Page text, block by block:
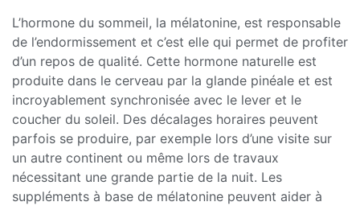
L’hormone du sommeil, la mélatonine, est responsable
de l’endormissement et c’est elle qui permet de profiter
d’un repos de qualité. Cette hormone naturelle est
produite dans le cerveau par la glande pinéale et est
incroyablement synchronisée avec le lever et le
coucher du soleil. Des décalages horaires peuvent
parfois se produire, par exemple lors d’une visite sur
un autre continent ou même lors de travaux
nécessitant une grande partie de la nuit. Les
suppléments à base de mélatonine peuvent aider à